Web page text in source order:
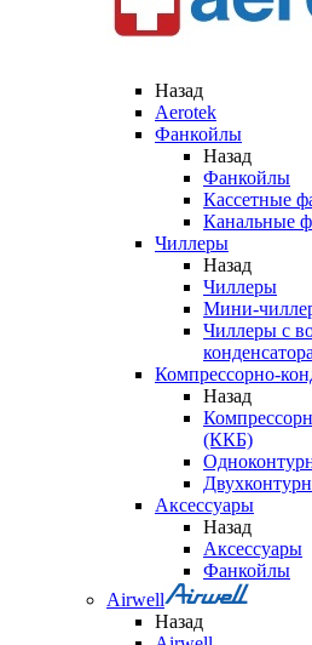
Назад
Aerotek
Фанкойлы
Назад
Фанкойлы
Кассетные
Канальные
Чиллеры
Назад
Чиллеры
Мини-
Чиллеры с
конденсатора
Компрессорно-
Назад
(ККБ)
Аксессуары
Назад
Аксессуары
Фанкойлы
Airwell
Назад